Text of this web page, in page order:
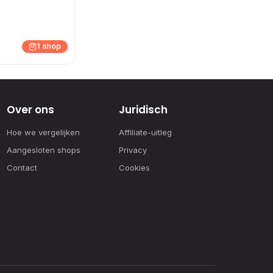
1 shop
Over ons
Hoe we vergelijken
Aangesloten shops
Contact
Juridisch
Affiliate-uitleg
Privacy
Cookies